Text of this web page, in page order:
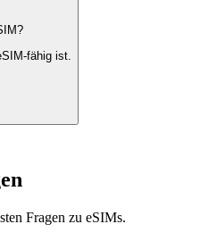
fähig ist.
Fragen zu eSIMs.